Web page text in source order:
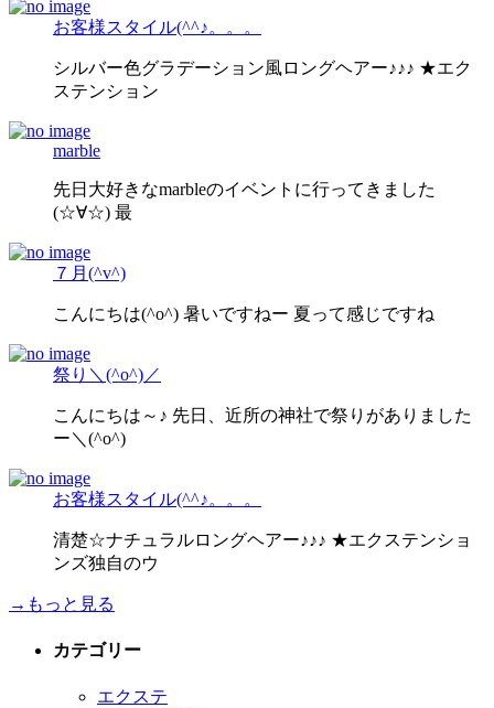
お客様スタイル(^^♪。。。
シルバー色グラデーション風ロングヘアー♪♪♪ ★エク
ステンション
marble
先日大好きなmarbleのイベントに行ってきました
(☆∀☆) 最
７月(^v^)
こんにちは(^o^) 暑いですねー 夏って感じですね
祭り＼(^o^)／
こんにちは～♪ 先日、近所の神社で祭りがありました
ー＼(^o^)
お客様スタイル(^^♪。。。
清楚☆ナチュラルロングヘアー♪♪♪ ★エクステンショ
ンズ独自のウ
→もっと見る
カテゴリー
エクステ